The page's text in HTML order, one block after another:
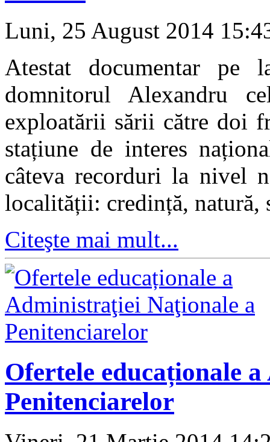
Luni, 25 August 2014
Atestat documentar
domnitorul Alexandru
exploatării sării către doi
stațiune de interes
câteva recorduri la nivel
localității: credință, natură,
Citeşte mai mult...
Ofertele educaționale
Penitenciarelor